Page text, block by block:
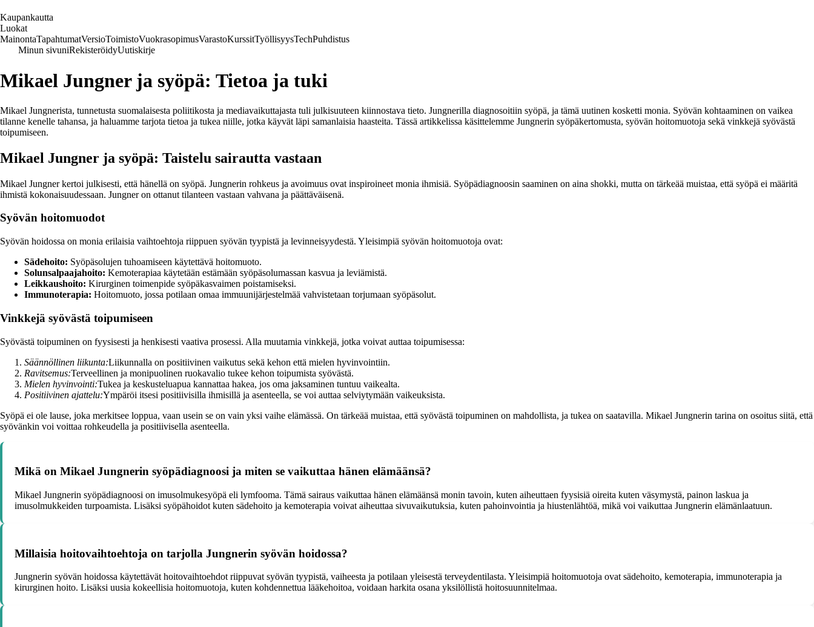
Kaupankautta
Luokat
MainontaTapahtumatVersioToimistoVuokrasopimusVarastoKurssitTyöllisyysTechPuhdistus
Minun sivuniRekisteröidyUutiskirje
Mikael Jungner ja syöpä: Tietoa ja tuki
Mikael Jungnerista, tunnetusta suomalaisesta poliitikosta ja mediavaikuttajasta tuli julkisuuteen kiinnostava tieto. Jungnerilla diagnosoitiin syöpä, ja tämä uutinen kosketti monia. Syövän kohtaaminen on vaikea
tilanne kenelle tahansa, ja haluamme tarjota tietoa ja tukea niille, jotka käyvät läpi samanlaisia haasteita. Tässä artikkelissa käsittelemme Jungnerin syöpäkertomusta, syövän hoitomuotoja sekä vinkkejä syövästä
toipumiseen.
Mikael Jungner ja syöpä: Taistelu sairautta vastaan
Mikael Jungner kertoi julkisesti, että hänellä on syöpä. Jungnerin rohkeus ja avoimuus ovat inspiroineet monia ihmisiä. Syöpädiagnoosin saaminen on aina shokki, mutta on tärkeää muistaa, että syöpä ei määritä
ihmistä kokonaisuudessaan. Jungner on ottanut tilanteen vastaan vahvana ja päättäväisenä.
Syövän hoitomuodot
Syövän hoidossa on monia erilaisia vaihtoehtoja riippuen syövän tyypistä ja levinneisyydestä. Yleisimpiä syövän hoitomuotoja ovat:
Sädehoito: Syöpäsolujen tuhoamiseen käytettävä hoitomuoto.
Solunsalpaajahoito: Kemoterapiaa käytetään estämään syöpäsolumassan kasvua ja leviämistä.
Leikkaushoito: Kirurginen toimenpide syöpäkasvaimen poistamiseksi.
Immunoterapia: Hoitomuoto, jossa potilaan omaa immuunijärjestelmää vahvistetaan torjumaan syöpäsolut.
Vinkkejä syövästä toipumiseen
Syövästä toipuminen on fyysisesti ja henkisesti vaativa prosessi. Alla muutamia vinkkejä, jotka voivat auttaa toipumisessa:
Säännöllinen liikunta:Liikunnalla on positiivinen vaikutus sekä kehon että mielen hyvinvointiin.
Ravitsemus:Terveellinen ja monipuolinen ruokavalio tukee kehon toipumista syövästä.
Mielen hyvinvointi:Tukea ja keskusteluapua kannattaa hakea, jos oma jaksaminen tuntuu vaikealta.
Positiivinen ajattelu:Ympäröi itsesi positiivisilla ihmisillä ja asenteella, se voi auttaa selviytymään vaikeuksista.
Syöpä ei ole lause, joka merkitsee loppua, vaan usein se on vain yksi vaihe elämässä. On tärkeää muistaa, että syövästä toipuminen on mahdollista, ja tukea on saatavilla. Mikael Jungnerin tarina on osoitus siitä, että
syövänkin voi voittaa rohkeudella ja positiivisella asenteella.
Mikä on Mikael Jungnerin syöpädiagnoosi ja miten se vaikuttaa hänen elämäänsä?
Mikael Jungnerin syöpädiagnoosi on imusolmukesyöpä eli lymfooma. Tämä sairaus vaikuttaa hänen elämäänsä monin tavoin, kuten aiheuttaen fyysisiä oireita kuten väsymystä, painon laskua ja
imusolmukkeiden turpoamista. Lisäksi syöpähoidot kuten sädehoito ja kemoterapia voivat aiheuttaa sivuvaikutuksia, kuten pahoinvointia ja hiustenlähtöä, mikä voi vaikuttaa Jungnerin elämänlaatuun.
Millaisia hoitovaihtoehtoja on tarjolla Jungnerin syövän hoidossa?
Jungnerin syövän hoidossa käytettävät hoitovaihtoehdot riippuvat syövän tyypistä, vaiheesta ja potilaan yleisestä terveydentilasta. Yleisimpiä hoitomuotoja ovat sädehoito, kemoterapia, immunoterapia ja
kirurginen hoito. Lisäksi uusia kokeellisia hoitomuotoja, kuten kohdennettua lääkehoitoa, voidaan harkita osana yksilöllistä hoitosuunnitelmaa.